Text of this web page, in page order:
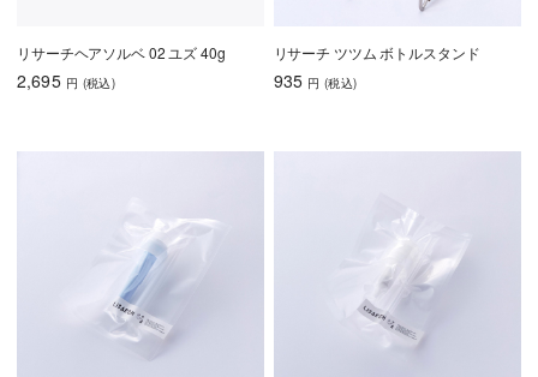
リサーチヘアソルベ 02 ユズ 40g
2,695 円 (税込)
リサーチ ツツム ボトルスタンド
935 円 (税込)